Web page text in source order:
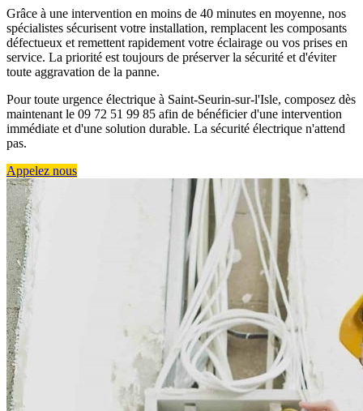
Grâce à une intervention en moins de 40 minutes en moyenne, nos
spécialistes sécurisent votre installation, remplacent les composants
défectueux et remettent rapidement votre éclairage ou vos prises en
service. La priorité est toujours de préserver la sécurité et d'éviter
toute aggravation de la panne.
Pour toute urgence électrique à Saint-Seurin-sur-l'Isle, composez dès
maintenant le 09 72 51 99 85 afin de bénéficier d'une intervention
immédiate et d'une solution durable. La sécurité électrique n'attend
pas.
Appelez nous